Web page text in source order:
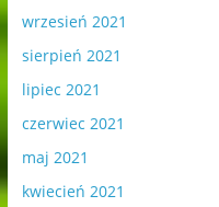
wrzesień 2021
sierpień 2021
lipiec 2021
czerwiec 2021
maj 2021
kwiecień 2021